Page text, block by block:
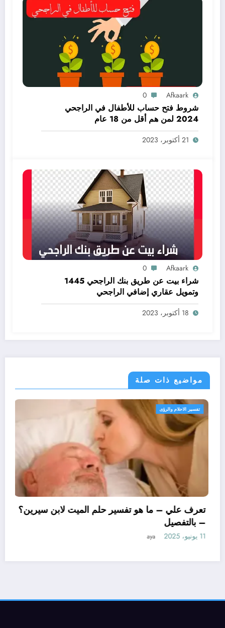
Afkaark
0
شروط فتح حساب للأطفال في الراجحي
2024 لمن هم أقل من 18 عام
21 أكتوبر، 2023
Afkaark
0
شراء بيت عن طريق بنك الراجحي 1445
وتمويل عقاري إضافي الراجحي
18 أكتوبر، 2023
مواضيع ذات صلة
تفسير الاحلام والرؤى
علي – ما هو تأويل ابن سيرين لتفسير حلم